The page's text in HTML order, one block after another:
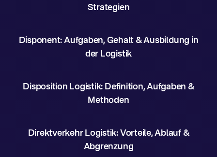
Strategien
Disponent: Aufgaben, Gehalt & Ausbildung in
der Logistik
Disposition Logistik: Definition, Aufgaben &
Methoden
Direktverkehr Logistik: Vorteile, Ablauf &
Abgrenzung